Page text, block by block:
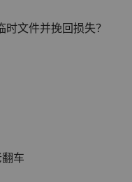
文件并挽回损失？
车